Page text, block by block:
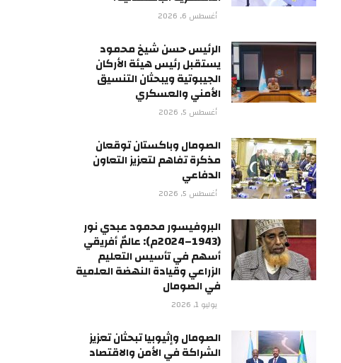
أغسطس 6, 2026
الرئيس حسن شيخ محمود
يستقبل رئيس هيئة الأركان
الجيبوتية ويبحثان التنسيق
الأمني والعسكري
أغسطس 5, 2026
الصومال وباكستان توقعان
مذكرة تفاهم لتعزيز التعاون
الدفاعي
أغسطس 5, 2026
البروفيسور محمود عبدي نور
(1943–2024م): عالمٌ أفريقي
أسهم في تأسيس التعليم
الزراعي وقيادة النهضة العلمية
في الصومال
يوليو 1, 2026
الصومال وإثيوبيا تبحثان تعزيز
الشراكة في الأمن والاقتصاد